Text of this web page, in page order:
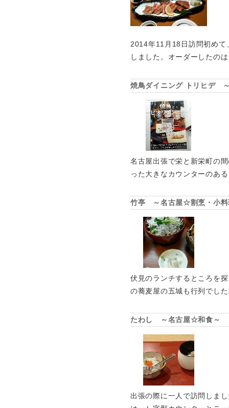
2014年11月18日訪問初めて
しました。オーダーしたの
焼鳥ダイニング トリヒデ
名古屋出張で栄と新栄町の
った大きなカウンターのあ
竹亭 ～名古屋☆割烹・小料
伏見のランチするところを
の蕎麦屋の五城も行列でし
たわし ～名古屋☆和食～
出張の際に一人で訪問しま